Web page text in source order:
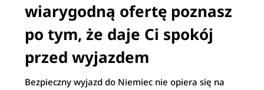
wiarygodną ofertę poznasz
po tym, że daje Ci spokój
przed wyjazdem
Bezpieczny wyjazd do Niemiec nie opiera się na